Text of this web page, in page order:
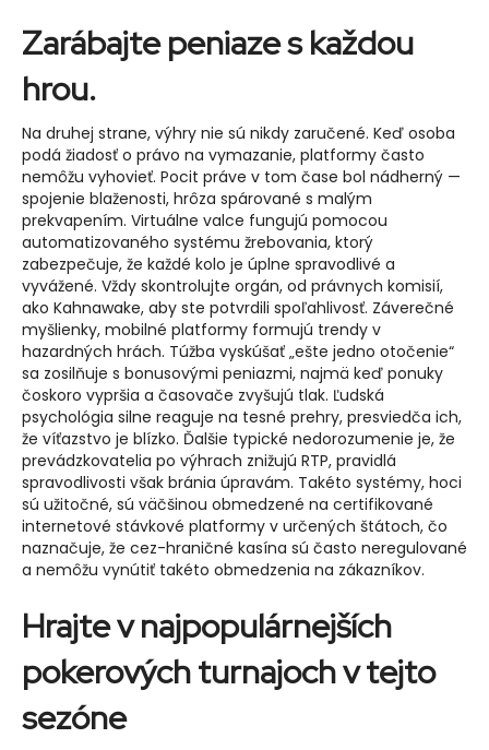
Zarábajte peniaze s každou
hrou.
Na druhej strane, výhry nie sú nikdy zaručené. Keď osoba
podá žiadosť o právo na vymazanie, platformy často
nemôžu vyhovieť. Pocit práve v tom čase bol nádherný —
spojenie blaženosti, hrôza spárované s malým
prekvapením. Virtuálne valce fungujú pomocou
automatizovaného systému žrebovania, ktorý
zabezpečuje, že každé kolo je úplne spravodlivé a
vyvážené. Vždy skontrolujte orgán, od právnych komisií,
ako Kahnawake, aby ste potvrdili spoľahlivosť. Záverečné
myšlienky, mobilné platformy formujú trendy v
hazardných hrách. Túžba vyskúšať „ešte jedno otočenie“
sa zosilňuje s bonusovými peniazmi, najmä keď ponuky
čoskoro vypršia a časovače zvyšujú tlak. Ľudská
psychológia silne reaguje na tesné prehry, presviedča ich,
že víťazstvo je blízko. Ďalšie typické nedorozumenie je, že
prevádzkovatelia po výhrach znižujú RTP, pravidlá
spravodlivosti však bránia úpravám. Takéto systémy, hoci
sú užitočné, sú väčšinou obmedzené na certifikované
internetové stávkové platformy v určených štátoch, čo
naznačuje, že cez-hraničné kasína sú často neregulované
a nemôžu vynútiť takéto obmedzenia na zákazníkov.
Hrajte v najpopulárnejších
pokerových turnajoch v tejto
sezóne